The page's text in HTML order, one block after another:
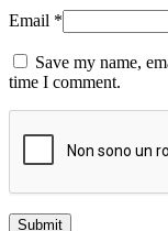
Email *
Save my name,
time I comment.